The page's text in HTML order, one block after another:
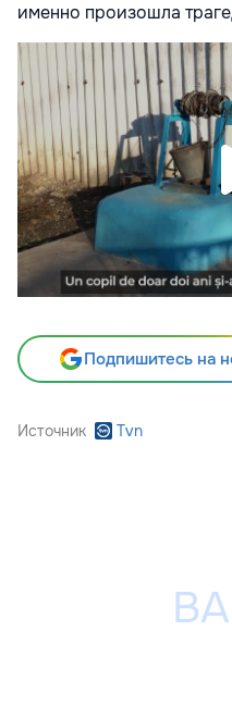
именно произошла
Подпишитесь на
Источник Tvn